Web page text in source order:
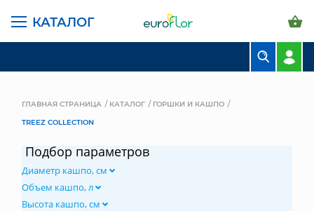
КАТАЛОГ
СВАДЕБНАЯ ФЛОРИСТИКА
ГЛАВНАЯ СТРАНИЦА КАТАЛОГ
ГОРШКИ И КАШПО
TREEZ COLLECTION
Подбор параметров
Диаметр кашпо, см
Объем кашпо, л
Высота кашпо, см